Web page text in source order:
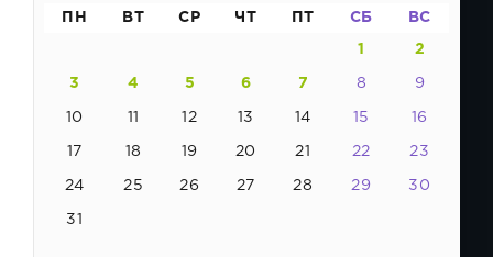
ПН ВТ СР ЧТ ПТ СБ ВС
1 2
3 4 5 6 7 8 9
10 11 12 13 14 15 16
17 18 19 20 21 22 23
24 25 26 27 28 29 30
31